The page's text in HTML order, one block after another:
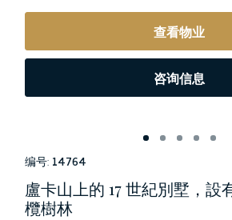
查看物业
咨询信息
编号: 14764
盧卡山上的 17 世紀別墅，設
欖樹林